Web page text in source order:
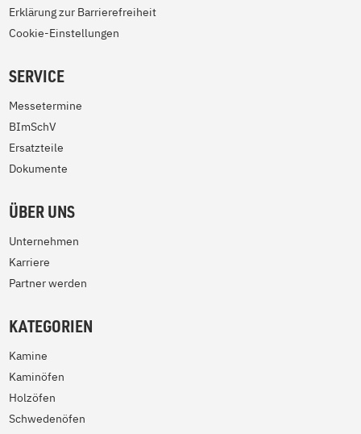
Erklärung zur Barrierefreiheit
Cookie-Einstellungen
SERVICE
Messetermine
BImSchV
Ersatzteile
Dokumente
ÜBER UNS
Unternehmen
Karriere
Partner werden
KATEGORIEN
Kamine
Kaminöfen
Holzöfen
Schwedenöfen